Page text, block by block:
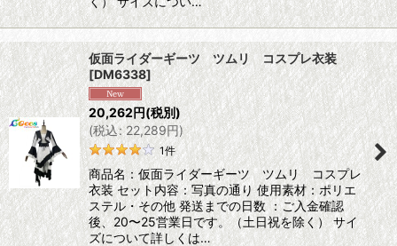
仮面ライダーギーツ ツムリ コスプレ衣装
[DM6338]
20,262円(税別)
(税込: 22,289円)
1件
商品名：仮面ライダーギーツ ツムリ コスプレ
衣装 セット内容：写真の通り 使用素材：ポリエ
ステル・その他 発送までの日数 ：ご入金確認
後、20〜25営業日です。（土日祝を除く） サイ
ズについて詳しくは…